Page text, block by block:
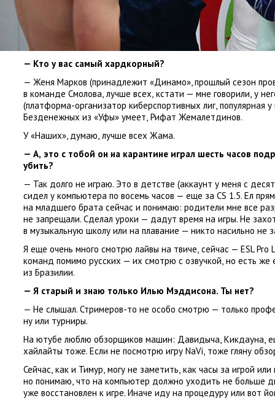
— Кто у вас самый хардкорный?
— Женя Марков (принадлежит «Динамо», прошлый сезон
в команде Смолова, лучше всех, кстати — мне говорили, у
(платформа-организатор киберспортивных лиг, популярная
Безденежных из «Уфы» умеет, Рифат Жемалетдинов.
У «Наших», думаю, лучше всех Жама.
— А, это с тобой он на карантине играл шесть часов
убить?
— Так долго не играю. Это в детстве (аккаунт у меня с
сидел у компьютера по восемь часов — еще за CS 1.5. Ел
на младшего брата сейчас и понимаю: родители мне все
не запрещали. Сделал уроки — дадут время на игры. Не
в музыкальную школу или на плавание — никто насильно не
Я еще очень много смотрю лайвы на твиче, сейчас — ESL Pro
команд помимо русских — их смотрю с озвучкой, но есть же
из Бразилии.
— Я старый и знаю только Илью Мэддисона. Ты нет?
— Не слышал. Стримеров-то не особо смотрю — только
ну или турниры.
На ютубе люблю обзорщиков машин: Давидыча, Кикдауна,
хайлайты тоже. Если не посмотрю игру NaVi, тоже гляну
Сейчас, как и Тимур, могу не заметить, как часы за игрой
но понимаю, что на компьютер должно уходить не больше
уже восстановлен к игре. Иначе иду на процедуру или вот